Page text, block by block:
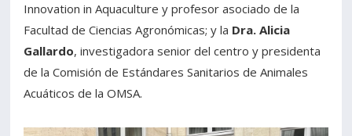
Innovation in Aquaculture y profesor asociado de la
Facultad de Ciencias Agronómicas; y la Dra. Alicia
Gallardo, investigadora senior del centro y presidenta
de la Comisión de Estándares Sanitarios de Animales
Acuáticos de la OMSA.